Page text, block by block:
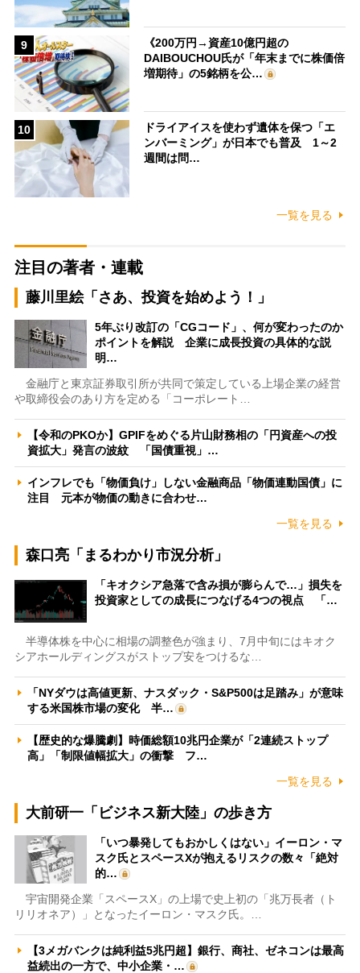
9
《200万円→資産10億円超の
DAIBOUCHOU氏が「年末までに株価倍
増期待」の5銘柄を公…
10
ドライアイスを使わず遺体を保つ「エ
ンバーミング」が日本でも普及 1～2
週間は問…
一覧を見る
注目の著者・連載
藤川里絵「さあ、投資を始めよう！」
5年ぶり改訂の「CGコード」、何が変わったのか
ポイントを解説 企業に成長投資の具体的な説
明…
金融庁と東京証券取引所が共同で策定している上場企業の経営
や取締役会のあり方を定める「コーポレート…
【令和のPKOか】GPIFをめぐる片山財務相の「円資産への投
資拡大」発言の波紋 「国債重視」…
インフレでも「物価負け」しない金融商品「物価連動国債」に
注目 元本が物価の動きに合わせ…
一覧を見る
森口亮「まるわかり市況分析」
「キオクシア急落で含み損が膨らんで…」損失を
投資家としての成長につなげる4つの視点 「…
半導体株を中心に相場の調整色が強まり、7月中旬にはキオク
シアホールディングスがストップ安をつけるな…
「NYダウは高値更新、ナスダック・S&P500は足踏み」が意味
する米国株市場の変化 半…
【歴史的な爆騰劇】時価総額10兆円企業が「2連続ストップ
高」「制限値幅拡大」の衝撃 フ…
一覧を見る
大前研一「ビジネス新大陸」の歩き方
「いつ暴発してもおかしくはない」イーロン・マ
スク氏とスペースXが抱えるリスクの数々「絶対
的…
宇宙開発企業「スペースX」の上場で史上初の「兆万長者（ト
リリオネア）」となったイーロン・マスク氏。…
【3メガバンクは純利益5兆円超】銀行、商社、ゼネコンは最高
益続出の一方で、中小企業・…